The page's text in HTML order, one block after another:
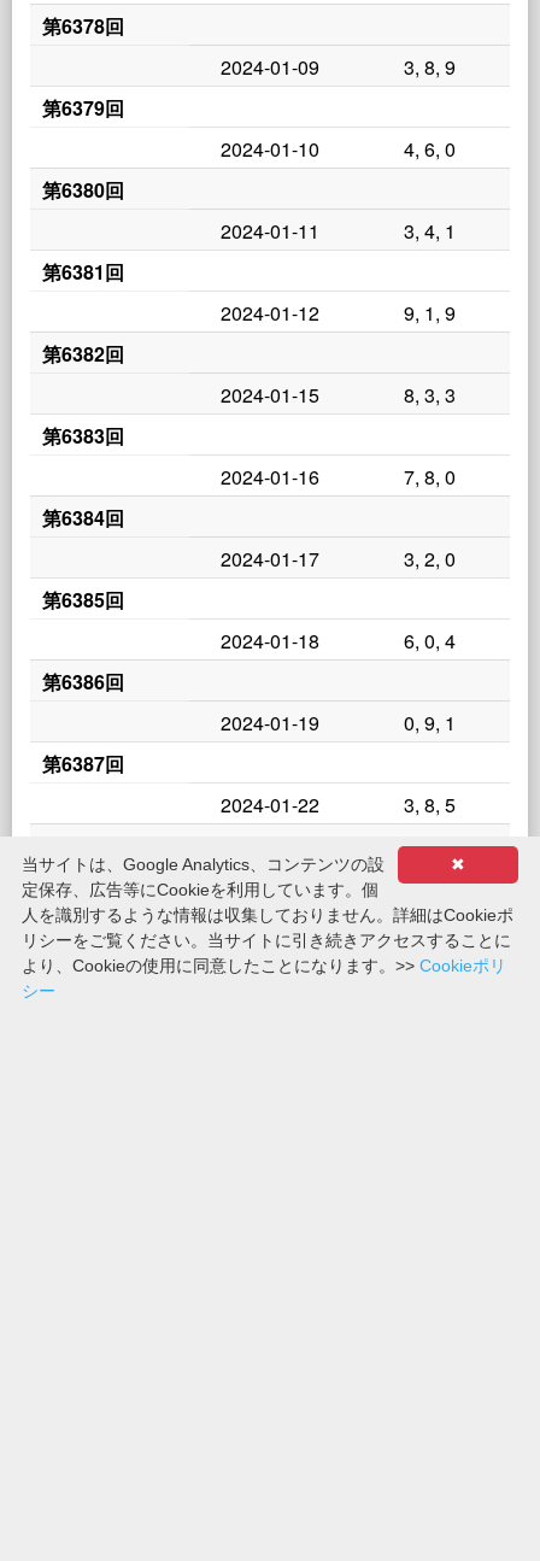
第6378回
2024-01-09
3, 8, 9
第6379回
2024-01-10
4, 6, 0
第6380回
2024-01-11
3, 4, 1
第6381回
2024-01-12
9, 1, 9
第6382回
2024-01-15
8, 3, 3
第6383回
2024-01-16
7, 8, 0
第6384回
2024-01-17
3, 2, 0
第6385回
2024-01-18
6, 0, 4
第6386回
2024-01-19
0, 9, 1
第6387回
2024-01-22
3, 8, 5
2024-01-23
7, 1, 5
第6389回
2024-01-24
7, 2, 5
✖
当サイトは、Google Analytics、コンテンツの設
定保存、広告等にCookieを利用しています。個
人を識別するような情報は収集しておりません。詳細はCookieポ
リシーをご覧ください。当サイトに引き続きアクセスすることに
より、Cookieの使用に同意したことになります。>> Cookieポリ
シー